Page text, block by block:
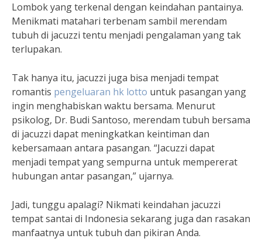
Lombok yang terkenal dengan keindahan pantainya.
Menikmati matahari terbenam sambil merendam
tubuh di jacuzzi tentu menjadi pengalaman yang tak
terlupakan.
Tak hanya itu, jacuzzi juga bisa menjadi tempat
romantis pengeluaran hk lotto untuk pasangan yang
ingin menghabiskan waktu bersama. Menurut
psikolog, Dr. Budi Santoso, merendam tubuh bersama
di jacuzzi dapat meningkatkan keintiman dan
kebersamaan antara pasangan. “Jacuzzi dapat
menjadi tempat yang sempurna untuk mempererat
hubungan antar pasangan,” ujarnya.
Jadi, tunggu apalagi? Nikmati keindahan jacuzzi
tempat santai di Indonesia sekarang juga dan rasakan
manfaatnya untuk tubuh dan pikiran Anda.